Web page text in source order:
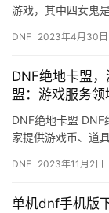
游戏，其中四女鬼
DNF 2023年4月30日
DNF绝地卡盟
盟：游戏服务领
DNF绝地卡盟 DNF
家提供游戏币、道
DNF 2023年11月2日
单机dnf手机版